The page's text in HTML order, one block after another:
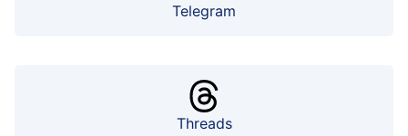
Telegram
Threads